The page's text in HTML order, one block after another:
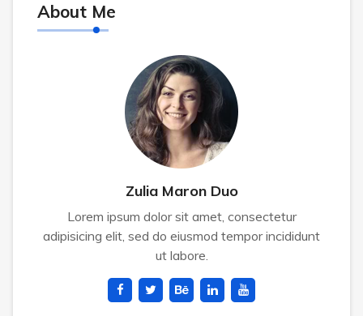
About Me
Zulia Maron Duo
Lorem ipsum dolor sit amet, consectetur
adipisicing elit, sed do eiusmod tempor incididunt
ut labore.